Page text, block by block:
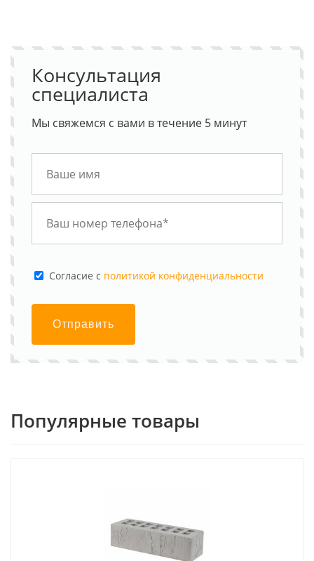
Консультация
специалиста
Мы свяжемся с вами в течение 5 минут
Cогласие с политикой конфиденциальности
Отправить
Популярные товары